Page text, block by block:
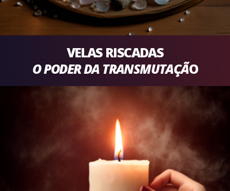
VELAS RISCADAS
O PODER DA TRANSMUTAÇÃO